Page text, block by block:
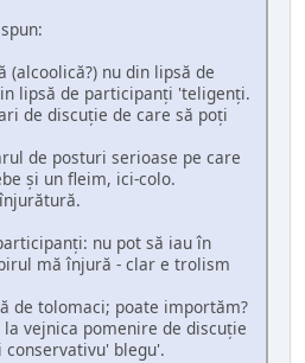
(alcoolică?) nu din lipsă de
lipsă de participanți 'teligenți.
de discuție de care să poți
de posturi serioase pe care
și un fleim, ici-colo.
nu pot să iau în
mă înjură - clar e trolism
de tolomaci; poate importăm?
vejnica pomenire de discuție
blegu'.